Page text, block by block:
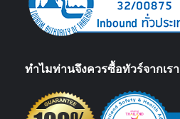
ทำไมท่านจึงควรซื้อทัวร์จากเรา